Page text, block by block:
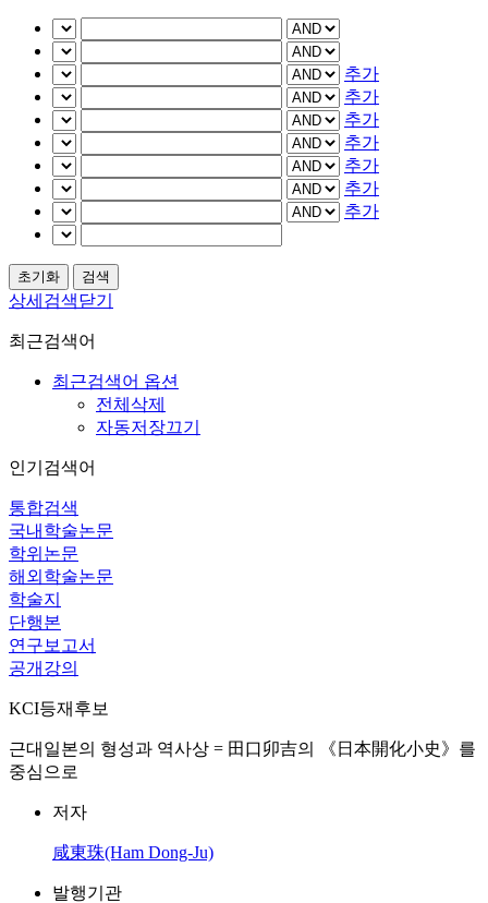
추가
추가
추가
추가
추가
추가
추가
상세검색닫기
최근검색어
최근검색어 옵션
전체삭제
자동저장끄기
인기검색어
통합검색
국내학술논문
학위논문
해외학술논문
학술지
단행본
연구보고서
공개강의
KCI등재후보
근대일본의 형성과 역사상 = 田口卯吉의 《日本開化小史》를
중심으로
저자
咸東珠(Ham Dong-Ju)
발행기관